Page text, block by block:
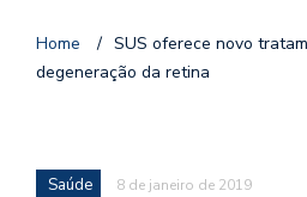
Home / SUS oferece novo
degeneração da retina
Saúde 8 de janeiro de 2019